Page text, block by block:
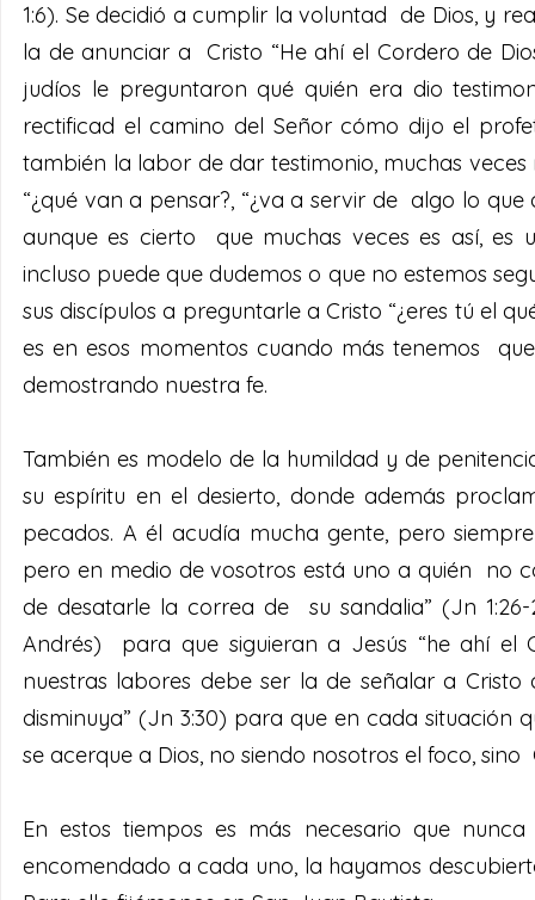
1:6). Se decidió a cumplir la voluntad  de Dios, y
la de anunciar a  Cristo “He ahí el Cordero de
judíos le preguntaron qué quién era dio
rectificad el camino del Señor cómo dijo el
también la labor de dar testimonio, muchas
“¿qué van a pensar?, “¿va a servir de  algo lo
aunque es cierto  que muchas veces es así,
incluso puede que dudemos o que no estemos
sus discípulos a preguntarle a Cristo “¿eres tú el
es en esos momentos cuando más tenemos
demostrando nuestra fe.
También es modelo de la humildad y de
su espíritu en el desierto, donde además
pecados. A él acudía mucha gente, pero
pero en medio de vosotros está uno a quién  no
de desatarle la correa de  su sandalia” (Jn
Andrés)  para que siguieran a Jesús “he ahí el
nuestras labores debe ser la de señalar a
disminuya” (Jn 3:30) para que en cada situación
se acerque a Dios, no siendo nosotros el foco, sino
En estos tiempos es más necesario que
encomendado a cada uno, la hayamos